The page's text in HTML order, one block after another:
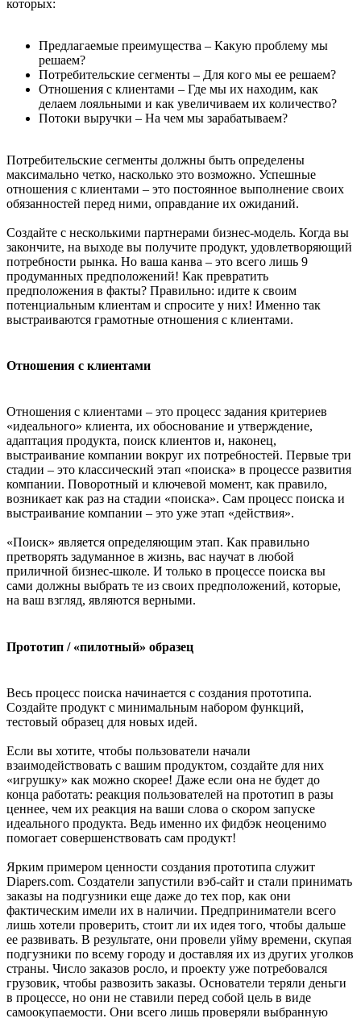
которых:
Предлагаемые преимущества – Какую проблему мы
решаем?
Потребительские сегменты – Для кого мы ее решаем?
Отношения с клиентами – Где мы их находим, как
делаем лояльными и как увеличиваем их количество?
Потоки выручки – На чем мы зарабатываем?
Потребительские сегменты должны быть определены
максимально четко, насколько это возможно. Успешные
отношения с клиентами – это постоянное выполнение своих
обязанностей перед ними, оправдание их ожиданий.
Создайте с несколькими партнерами бизнес-модель. Когда вы
закончите, на выходе вы получите продукт, удовлетворяющий
потребности рынка. Но ваша канва – это всего лишь 9
продуманных предположений! Как превратить
предположения в факты? Правильно: идите к своим
потенциальным клиентам и спросите у них! Именно так
выстраиваются грамотные отношения с клиентами.
Отношения с клиентами
Отношения с клиентами – это процесс задания критериев
«идеального» клиента, их обоснование и утверждение,
адаптация продукта, поиск клиентов и, наконец,
выстраивание компании вокруг их потребностей. Первые три
стадии – это классический этап «поиска» в процессе развития
компании. Поворотный и ключевой момент, как правило,
возникает как раз на стадии «поиска». Сам процесс поиска и
выстраивание компании – это уже этап «действия».
«Поиск» является определяющим этап. Как правильно
претворять задуманное в жизнь, вас научат в любой
приличной бизнес-школе. И только в процессе поиска вы
сами должны выбрать те из своих предположений, которые,
на ваш взгляд, являются верными.
Прототип / «пилотный» образец
Весь процесс поиска начинается с создания прототипа.
Создайте продукт с минимальным набором функций,
тестовый образец для новых идей.
Если вы хотите, чтобы пользователи начали
взаимодействовать с вашим продуктом, создайте для них
«игрушку» как можно скорее! Даже если она не будет до
конца работать: реакция пользователей на прототип в разы
ценнее, чем их реакция на ваши слова о скором запуске
идеального продукта. Ведь именно их фидбэк неоценимо
помогает совершенствовать сам продукт!
Ярким примером ценности создания прототипа служит
Diapers.com. Создатели запустили вэб-сайт и стали принимать
заказы на подгузники еще даже до тех пор, как они
фактическим имели их в наличии. Предприниматели всего
лишь хотели проверить, стоит ли их идея того, чтобы дальше
ее развивать. В результате, они провели уйму времени, скупая
подгузники по всему городу и доставляя их из других уголков
страны. Число заказов росло, и проекту уже потребовался
грузовик, чтобы развозить заказы. Основатели теряли деньги
в процессе, но они не ставили перед собой цель в виде
самоокупаемости. Они всего лишь проверяли выбранную